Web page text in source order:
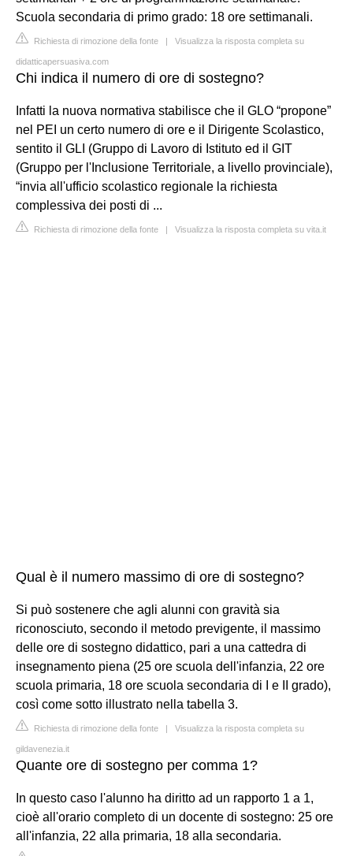
Scuola secondaria di primo grado: 18 ore settimanali.
Richiesta di rimozione della fonte | Visualizza la risposta completa su
didatticapersuasiva.com
Chi indica il numero di ore di sostegno?
Infatti la nuova normativa stabilisce che il GLO “propone”
nel PEI un certo numero di ore e il Dirigente Scolastico,
sentito il GLI (Gruppo di Lavoro di Istituto ed il GIT
(Gruppo per l'Inclusione Territoriale, a livello provinciale),
“invia all'ufficio scolastico regionale la richiesta
complessiva dei posti di ...
Richiesta di rimozione della fonte | Visualizza la risposta completa su vita.it
Qual è il numero massimo di ore di sostegno?
Si può sostenere che agli alunni con gravità sia
riconosciuto, secondo il metodo previgente, il massimo
delle ore di sostegno didattico, pari a una cattedra di
insegnamento piena (25 ore scuola dell'infanzia, 22 ore
scuola primaria, 18 ore scuola secondaria di I e II grado),
così come sotto illustrato nella tabella 3.
Richiesta di rimozione della fonte | Visualizza la risposta completa su
gildavenezia.it
Quante ore di sostegno per comma 1?
In questo caso l'alunno ha diritto ad un rapporto 1 a 1,
cioè all'orario completo di un docente di sostegno: 25 ore
all'infanzia, 22 alla primaria, 18 alla secondaria.